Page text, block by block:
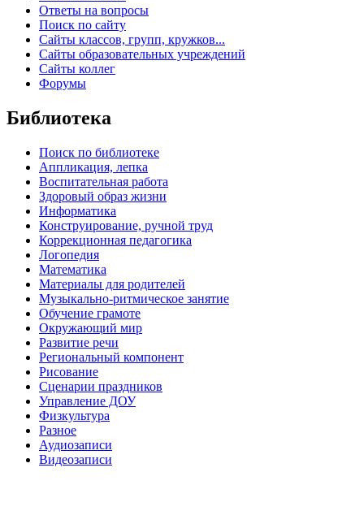
Ответы на вопросы
Поиск по сайту
Сайты классов, групп, кружков...
Сайты образовательных учреждений
Сайты коллег
Форумы
Библиотека
Поиск по библиотеке
Аппликация, лепка
Воспитательная работа
Здоровый образ жизни
Информатика
Конструирование, ручной труд
Коррекционная педагогика
Логопедия
Математика
Материалы для родителей
Музыкально-ритмическое занятие
Обучение грамоте
Окружающий мир
Развитие речи
Региональный компонент
Рисование
Сценарии праздников
Управление ДОУ
Физкультура
Разное
Аудиозаписи
Видеозаписи